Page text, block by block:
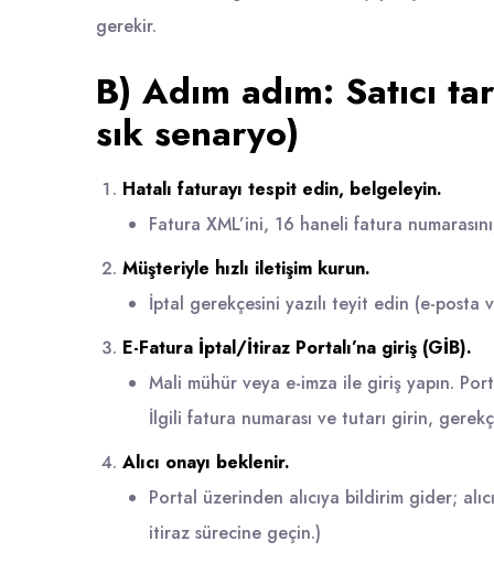
gerekir.
B) Adım adım: Satıcı
sık senaryo)
Hatalı faturayı tespit edin, belgeleyin.
Fatura XML’ini, 16 haneli fatura
Müşteriyle hızlı iletişim kurun.
İptal gerekçesini yazılı teyit edin (e-posta
E-Fatura İptal/İtiraz Portalı’na giriş (GİB).
Mali mühür veya e-imza ile giriş yapın.
İlgili fatura numarası ve tutarı girin,
Alıcı onayı beklenir.
Portal üzerinden alıcıya bildirim gider;
itiraz sürecine geçin.)